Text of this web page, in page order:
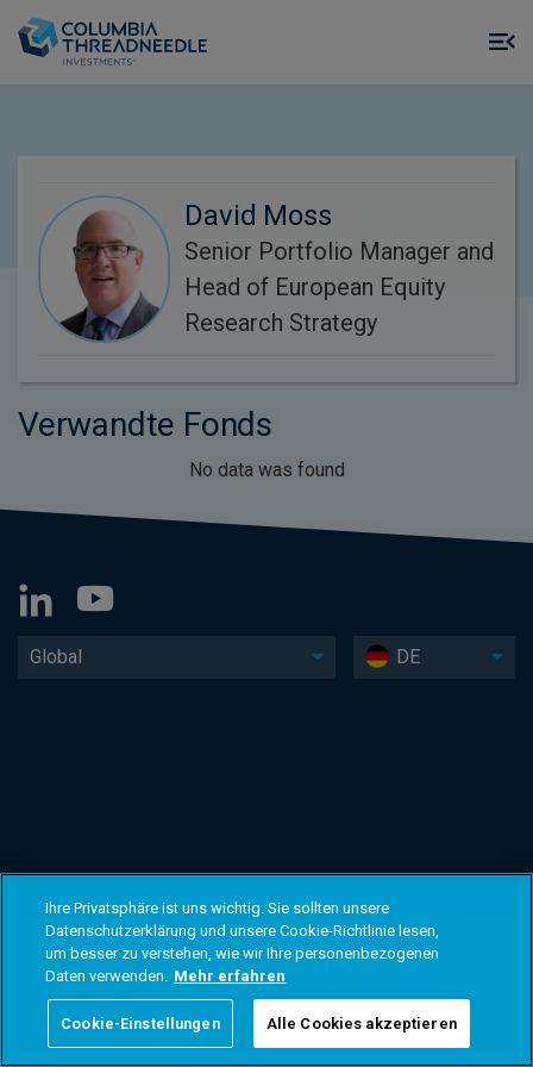
David Moss
Senior Portfolio Manager and
Head of European Equity
Research Strategy
Verwandte Fonds
No data was found
Global DE
Ihre Privatsphäre ist uns wichtig. Sie sollten unsere
Datenschutzerklärung und unsere Cookie-Richtlinie lesen,
um besser zu verstehen, wie wir Ihre personenbezogenen
Daten verwenden. Mehr erfahren
Cookie-Einstellungen Alle Cookies akzeptieren